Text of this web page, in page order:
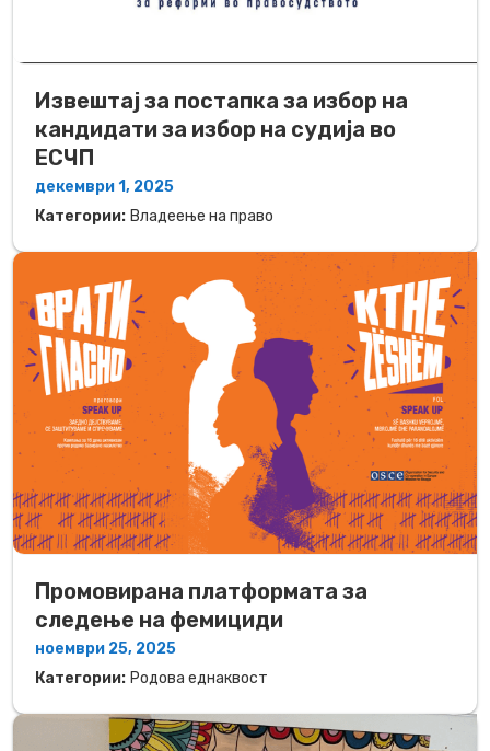
Извештај за постапка за избор на
кандидати за избор на судија во
ЕСЧП
декември 1, 2025
Категории: Владеење на право
Промовирана платформата за
следење на фемициди
ноември 25, 2025
Категории: Родова еднаквост